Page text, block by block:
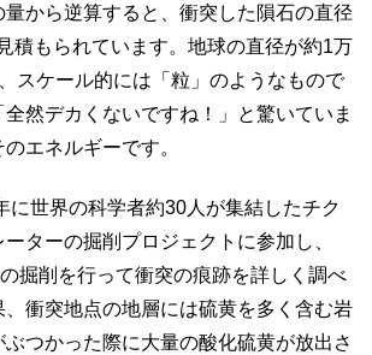
量から逆算すると、衝突した隕石の直径
積もられています。地球の直径が約1万
スケール的には「粒」のようなもので
然デカくないですね！」と驚いていま
エネルギーです。
に世界の科学者約30人が集結したチク
ターの掘削プロジェクトに参加し、
掘削を行って衝突の痕跡を詳しく調べ
、衝突地点の地層には硫黄を多く含む岩
つかった際に大量の酸化硫黄が放出さ